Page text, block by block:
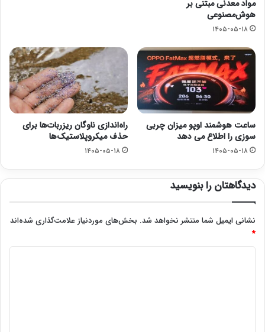
مواد معدنی مبتنی بر
هوش‌مصنوعی
۱۴۰۵-۰۵-۱۸
ساعت هوشمند اوپو میزان چربی
سوزی را اطلاع می دهد
۱۴۰۵-۰۵-۱۸
راه‌اندازی ناوگان ریزربات‌ها برای
حذف میکروپلاستیک‌ها
۱۴۰۵-۰۵-۱۸
دیدگاهتان را بنویسید
نشانی ایمیل شما منتشر نخواهد شد. بخش‌های موردنیاز علامت‌گذاری شده‌اند
*